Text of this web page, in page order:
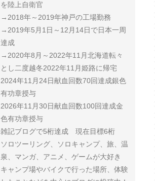
を陸上自衛官
→2018年～2019年神戸の工場勤務
→2019年5月1日～12月14日で日本一周
達成
→2020年8月～2022年11月北海道転々
とし二度越冬2022年11月姫路に帰宅
2024年11月24日献血回数70回達成銀色
有功章授与
2026年11月30日献血回数100回達成金
色有功章授与
雑記ブログで5桁達成 現在目標6桁
ソロツーリング、ソロキャンプ、旅、温
泉、マンガ、アニメ、ゲームが大好き
キャンプ場やバイクで行った場所、体験